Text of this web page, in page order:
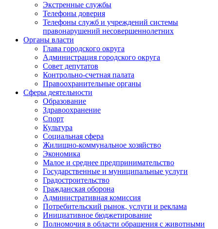
Экстренные службы
Телефоны доверия
Телефоны служб и учреждений системы
правонарушений несовершеннолетних
Органы власти
Глава городского округа
Администрация городcкого округа
Совет депутатов
Контрольно-счетная палата
Правоохранительные органы
Сферы деятельности
Образование
Здравоохранение
Спорт
Культура
Социальная сфера
Жилищно-коммунальное хозяйство
Экономика
Малое и среднее предпринимательство
Государственные и муниципальные услуги
Градостроительство
Гражданская оборона
Административная комиссия
Потребительский рынок, услуги и реклама
Инициативное бюджетирование
Полномочия в области обращения с животными